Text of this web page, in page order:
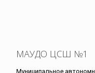
МАУДО ЦСШ №1
Муниципальное